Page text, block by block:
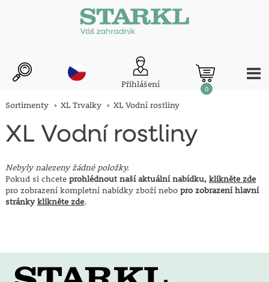
Přihlášení 0
Sortimenty XL Trvalky XL Vodní rostliny
XL Vodní rostliny
Nebyly nalezeny žádné položky.
Pokud si chcete prohlédnout naší aktuální nabídku, klikněte zde
pro zobrazení kompletní nabídky zboží nebo pro zobrazení hlavní
stránkyklikněte zde.